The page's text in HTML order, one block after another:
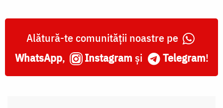
Alătură-te comunității noastre pe
WhatsApp, Instagram și Telegram!